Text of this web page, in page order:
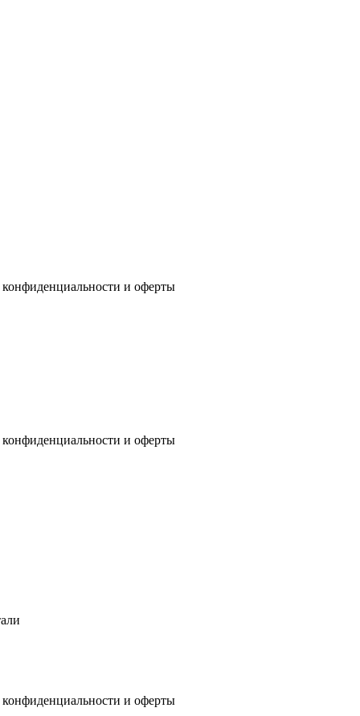
и оферты
и оферты
и оферты